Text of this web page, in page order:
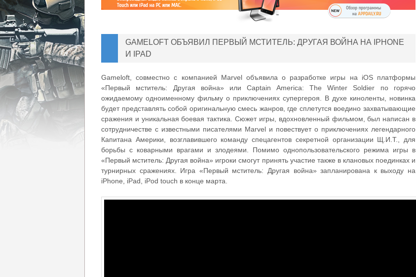
GAMELOFT ОБЪЯВИЛ ПЕРВЫЙ МСТИТЕЛЬ: ДРУГАЯ ВОЙНА НА IPHONE
И IPAD
Gameloft, совместно с компанией Marvel объявила о разработке игры на iOS платформы
«Первый мститель: Другая война» или Captain America: The Winter Soldier по горячо
ожидаемому одноименному фильму о приключениях супергероя. В духе киноленты, новинка
будет представлять собой оригинальную смесь жанров, где сплетутся воедино захватывающие
сражения и уникальная боевая тактика. Сюжет игры, вдохновленный фильмом, был написан в
сотрудничестве с известными писателями Marvel и повествует о приключениях легендарного
Капитана Америки, возглавившего команду спецагентов секретной организации Щ.И.Т., для
борьбы с коварными врагами и злодеями. Помимо однопользовательского режима игры в
«Первый мститель: Другая война» игроки смогут принять участие также в клановых поединках и
турнирных сражениях. Игра «Первый мститель: Другая война» запланирована к выходу на
iPhone, iPad, iPod touch в конце марта.